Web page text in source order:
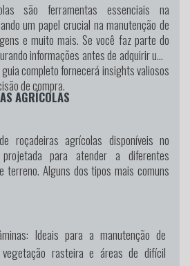
são ferramentas essenciais na
um papel crucial na manutenção de
e muito mais. Se você faz parte do
informações antes de adquirir uma
completo fornecerá insights valiosos
de compra.
AGRÍCOLAS
roçadeiras agrícolas disponíveis no
para atender a diferentes
terreno. Alguns dos tipos mais comuns
Ideais para a manutenção de
rasteira e áreas de difícil